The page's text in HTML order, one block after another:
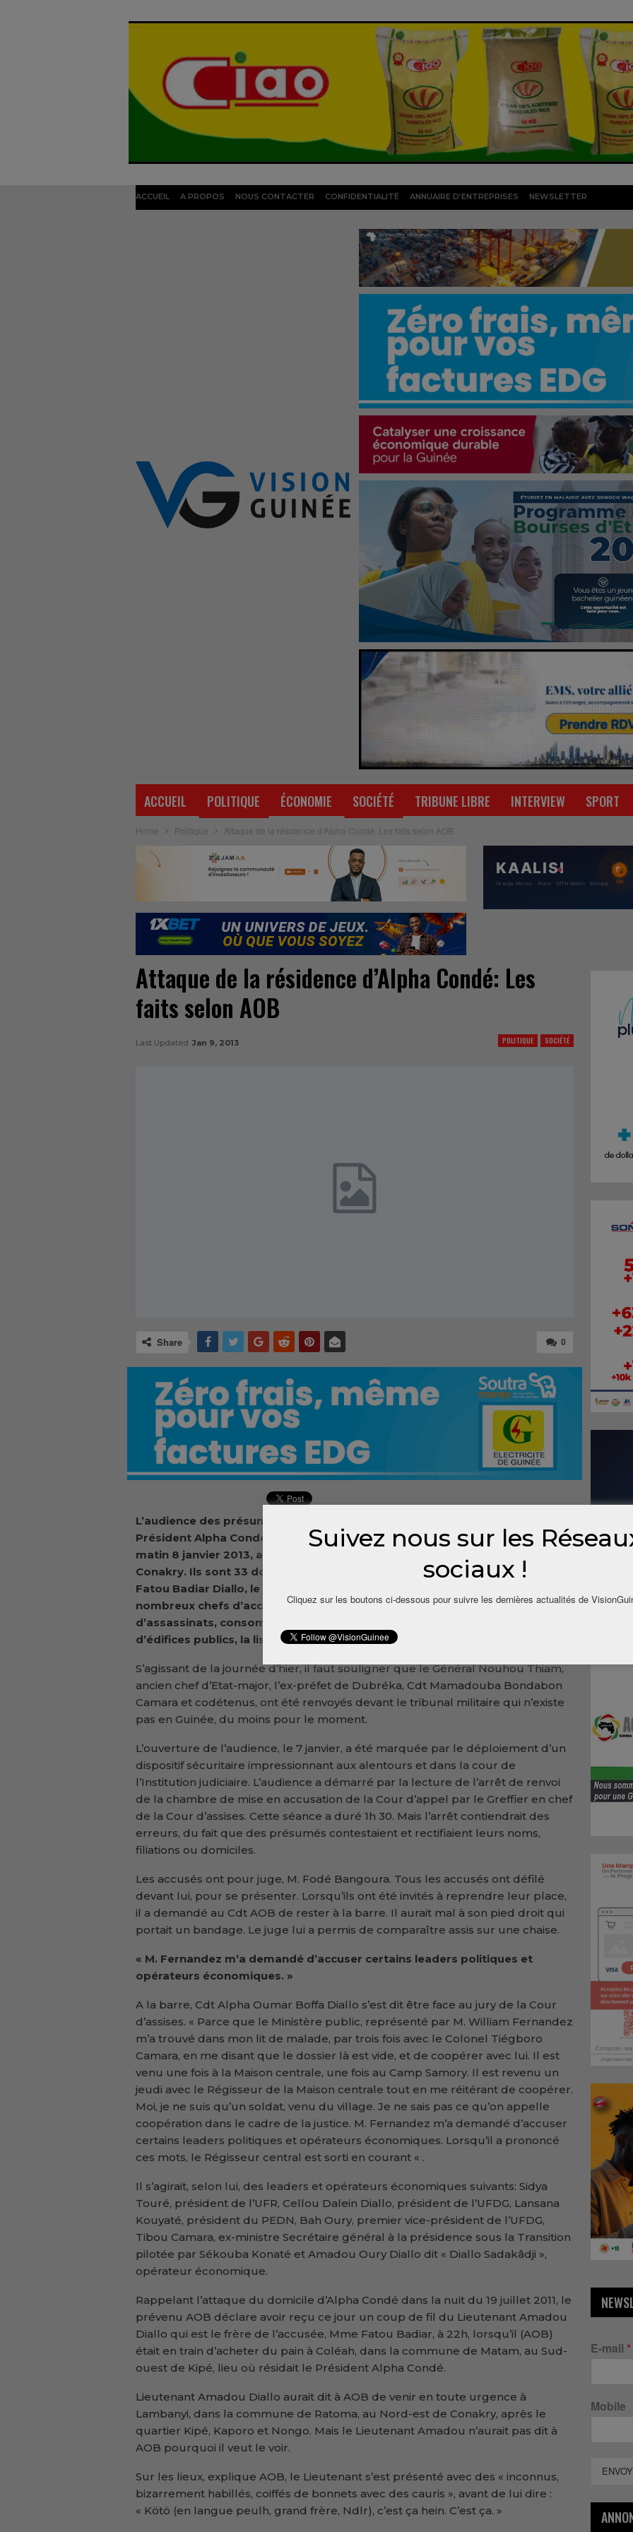
ACCUEIL A PROPOS NOUS CONTACTER CONFIDENTIALITÉ ANNUAIRE D’ENTREPRISES NEWSLETTER
ACCUEIL POLITIQUE ÉCONOMIE SOCIÉTÉ TRIBUNE LIBRE INTERVIEW SPORT
Home Politique Attaque de la résidence d’Alpha Condé: Les faits selon AOB
Attaque de la résidence d’Alpha Condé: Les
faits selon AOB
POLITIQUE SOCIÉTÉ
Last Updated Jan 9, 2013
0
Share
L’audience des présumés auteurs de l’attaque du domicile privée du
Président Alpha Condé du 19 juillet 2011, ouverte hier 7 janvier a repris ce
matin 8 janvier 2013, avec leur comparution devant la Cour d’assises de
Conakry. Ils sont 33 dont, le Cdt Alpha Oumar Boffa Diallo alias A.O.B, Mme
Fatou Badiar Diallo, le jeune Baba Alimou Barry. Ils sont poursuivis pour de
nombreux chefs d’accusations: Association de malfaiteurs, tentative
d’assassinats, consommation et détention de chanvre indien, destruction
d’édifices publics, la liste n’est pas exhaustive.
S’agissant de la journée d’hier, il faut souligner que le Général Nouhou Thiam,
ancien chef d’Etat-major, l’ex-préfet de Dubréka, Cdt Mamadouba Bondabon
Camara et codétenus, ont été renvoyés devant le tribunal militaire qui n’existe
pas en Guinée, du moins pour le moment.
L’ouverture de l’audience, le 7 janvier, a été marquée par le déploiement d’un
dispositif sécuritaire impressionnant aux alentours et dans la cour de
l’Institution judiciaire. L’audience a démarré par la lecture de l’arrêt de renvoi
de la chambre de mise en accusation de la Cour d’appel par le Greffier en chef
de la Cour d’assises. Cette séance a duré 1h 30. Mais l’arrêt contiendrait des
erreurs, du fait que des présumés contestaient et rectifiaient leurs noms,
filiations ou domiciles.
Les accusés ont pour juge, M. Fodé Bangoura. Tous les accusés ont défilé
devant lui, pour se présenter. Lorsqu’ils ont été invités à reprendre leur place,
il a demandé au Cdt AOB de rester à la barre. Il aurait mal à son pied droit qui
portait un bandage. Le juge lui a permis de comparaître assis sur une chaise.
« M. Fernandez m’a demandé d’accuser certains leaders politiques et
opérateurs économiques. »
A la barre, Cdt Alpha Oumar Boffa Diallo s’est dit être face au jury de la Cour
d’assises. « Parce que le Ministère public, représenté par M. William Fernandez
m’a trouvé dans mon lit de malade, par trois fois avec le Colonel Tiégboro
Camara, en me disant que le dossier là est vide, et de coopérer avec lui. Il est
venu une fois à la Maison centrale, une fois au Camp Samory. Il est revenu un
jeudi avec le Régisseur de la Maison centrale tout en me réitérant de coopérer.
Moi, je ne suis qu’un soldat, venu du village. Je ne sais pas ce qu’on appelle
coopération dans le cadre de la justice. M. Fernandez m’a demandé d’accuser
certains leaders politiques et opérateurs économiques. Lorsqu’il a prononcé
ces mots, le Régisseur central est sorti en courant « .
Il s’agirait, selon lui, des leaders et opérateurs économiques suivants: Sidya
Touré, président de l’UFR, Cellou Dalein Diallo, président de l’UFDG, Lansana
Kouyaté, président du PEDN, Bah Oury, premier vice-président de l’UFDG,
Tibou Camara, ex-ministre Secrétaire général à la présidence sous la Transition
pilotée par Sékouba Konaté et Amadou Oury Diallo dit « Diallo Sadakâdji »,
opérateur économique.
Rappelant l’attaque du domicile d’Alpha Condé dans la nuit du 19 juillet 2011, le
prévenu AOB déclare avoir reçu ce jour un coup de fil du Lieutenant Amadou
Diallo qui est le frère de l’accusée, Mme Fatou Badiar, à 22h, lorsqu’il (AOB)
était en train d’acheter du pain à Coléah, dans la commune de Matam, au Sud-
ouest de Kipé, lieu où résidait le Président Alpha Condé.
Lieutenant Amadou Diallo aurait dit à AOB de venir en toute urgence à
Lambanyi, dans la commune de Ratoma, au Nord-est de Conakry, après le
quartier Kipé, Kaporo et Nongo. Mais le Lieutenant Amadou n’aurait pas dit à
AOB pourquoi il veut le voir.
Sur les lieux, explique AOB, le Lieutenant s’est présenté avec des « inconnus,
bizarrement habillés, coiffés de bonnets avec des cauris », avant de lui dire :
« Kötö (en langue peulh, grand frère, Ndlr), c’est ça hein. C’est ça. »
E-mail *
Mobile
Suivez nous sur les
sociaux !
Cliquez sur les boutons ci-dessous pour suivre les dernières actualités de